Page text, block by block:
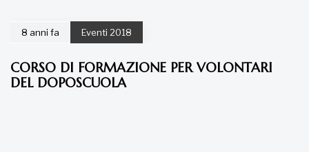
8 anni fa Eventi 2018
CORSO DI FORMAZIONE PER VOLONTARI
DEL DOPOSCUOLA